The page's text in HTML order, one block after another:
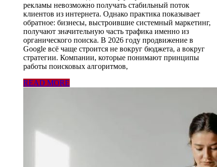
рекламы невозможно получать стабильный поток
клиентов из интернета. Однако практика показывает
обратное: бизнесы, выстроившие системный маркетинг,
получают значительную часть трафика именно из
органического поиска. В 2026 году продвижение в
Google всё чаще строится не вокруг бюджета, а вокруг
стратегии. Компании, которые понимают принципы
работы поисковых алгоритмов,
READ MORE